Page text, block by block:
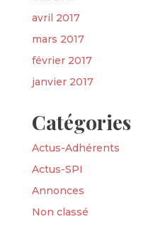
avril 2017
mars 2017
février 2017
janvier 2017
Catégories
Actus-Adhérents
Actus-SPI
Annonces
Non classé